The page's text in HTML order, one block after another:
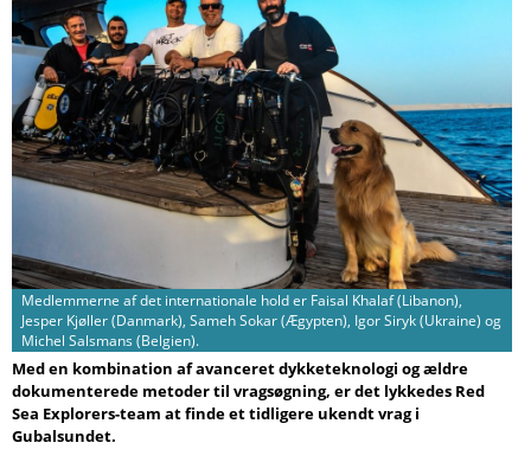
DYK Guiden
Shop
Om DYK
Søg
Medlemmerne af det internationale hold er Faisal Khalaf (Libanon),
Jesper Kjøller (Danmark), Sameh Sokar (Ægypten), Igor Siryk (Ukraine) og
Michel Salsmans (Belgien).
Med en kombination af avanceret dykketeknologi og ældre
dokumenterede metoder til vragsøgning, er det lykkedes Red
Sea Explorers-team at finde et tidligere ukendt vrag i
Gubalsundet.